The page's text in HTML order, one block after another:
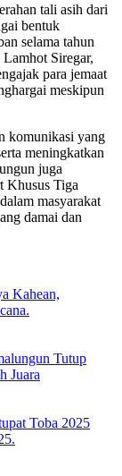
tali asih dari
bentuk
selama tahun
Siregar,
para jemaat
meskipun
komunikasi yang
meningkatkan
juga
Khusus Tiga
masyarakat
damai dan
Kahean,
Tutup
Juara
Toba 2025